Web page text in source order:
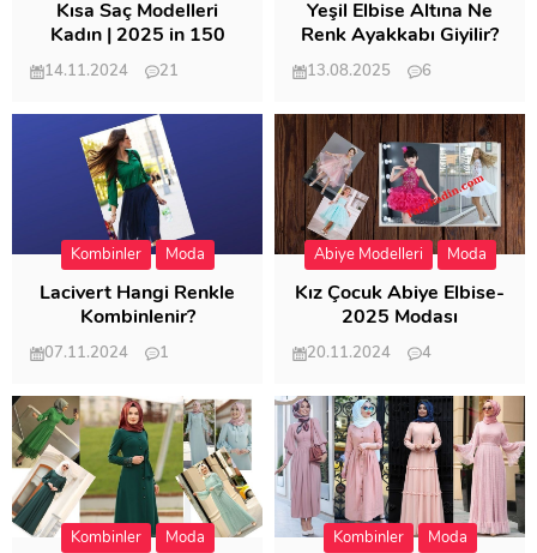
Kısa Saç Modelleri
Kadın | 2025 in 150
Modeli
14.11.2024
21
Yeşil Elbise Altına Ne
Renk Ayakkabı Giyilir?
13.08.2025
6
Kombinler Moda
Lacivert Hangi Renkle
Kombinlenir?
07.11.2024
1
Abiye Modelleri Moda
Kız Çocuk Abiye Elbise-
2025 Modası
20.11.2024
4
Kombinler Moda Kombinler Moda